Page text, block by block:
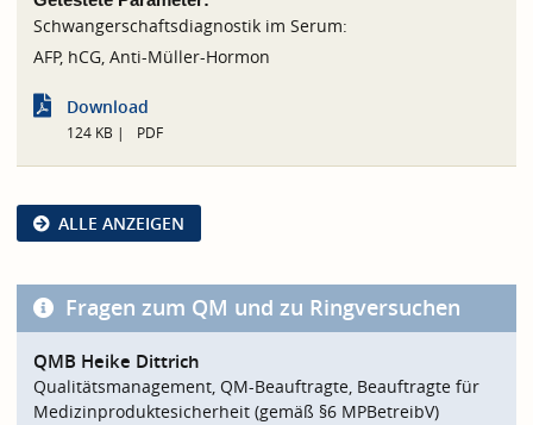
Schwangerschaftsdiagnostik im Serum:
AFP, hCG, Anti-Müller-Hormon
Download
124 KB PDF
ALLE ANZEIGEN
Fragen zum QM und zu Ringversuchen
QMB Heike Dittrich
Qualitätsmanagement, QM-Beauftragte, Beauftragte für
Medizinproduktesicherheit (gemäß §6 MPBetreibV)